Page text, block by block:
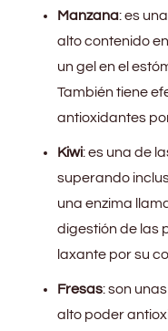
Manzana: es
alto contenido
un gel en el
También tiene
antioxidantes
Kiwi: es una de
superando
una enzima
digestión de las
laxante por su
Fresas: son
alto poder